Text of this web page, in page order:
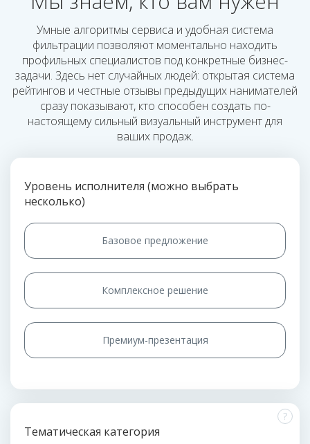
Умные алгоритмы сервиса и удобная система
фильтрации позволяют моментально находить
профильных специалистов под конкретные бизнес-
задачи. Здесь нет случайных людей: открытая система
рейтингов и честные отзывы предыдущих нанимателей
сразу показывают, кто способен создать по-
настоящему сильный визуальный инструмент для
ваших продаж.
Уровень исполнителя (можно выбрать
несколько)
Базовое предложение
Комплексное решение
Премиум-презентация
Тематическая категория
?